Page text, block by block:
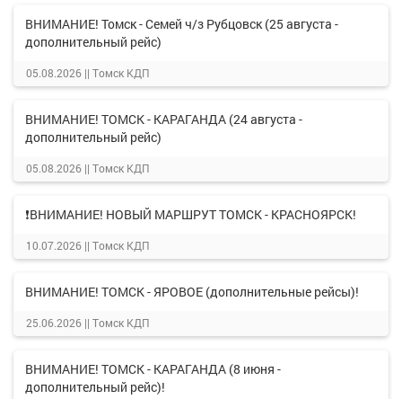
ВНИМАНИЕ! Томск - Семей ч/з Рубцовск (25 августа -
дополнительный рейс)
05.08.2026 || Томск КДП
ВНИМАНИЕ! ТОМСК - КАРАГАНДА (24 августа -
дополнительный рейс)
05.08.2026 || Томск КДП
❗ВНИМАНИЕ! НОВЫЙ МАРШРУТ ТОМСК - КРАСНОЯРСК!
10.07.2026 || Томск КДП
ВНИМАНИЕ! ТОМСК - ЯРОВОЕ (дополнительные рейсы)!
25.06.2026 || Томск КДП
ВНИМАНИЕ! ТОМСК - КАРАГАНДА (8 июня -
дополнительный рейс)!